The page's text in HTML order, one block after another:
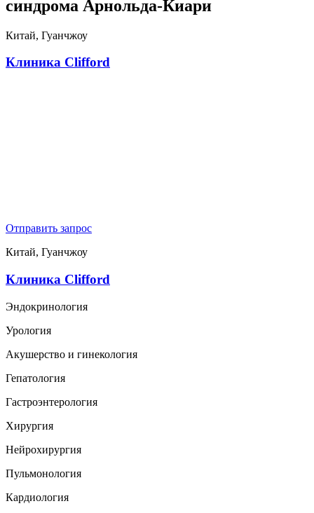
синдрома Арнольда-Киари
Китай, Гуанчжоу
Клиника Clifford
Отправить запрос
Китай, Гуанчжоу
Клиника Clifford
Эндокринология
Урология
Акушерство и гинекология
Гепатология
Гастроэнтерология
Хирургия
Нейрохирургия
Пульмонология
Кардиология